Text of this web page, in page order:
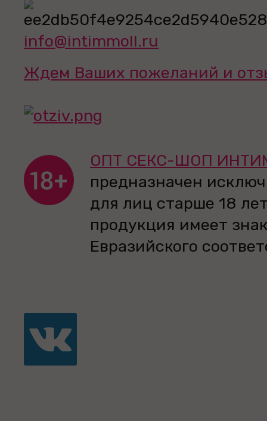
info@intimmoll.ru
Ждем Ваших пожеланий и
ОПТ СЕКС-ШОП
предназначен
для лиц старше 18
продукция имеет
Евразийского